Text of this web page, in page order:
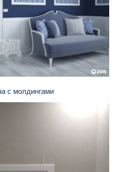
с молдингами